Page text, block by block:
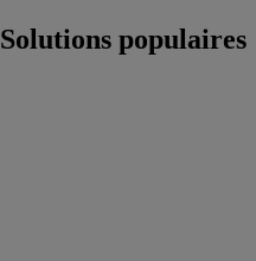
Solutions populaires